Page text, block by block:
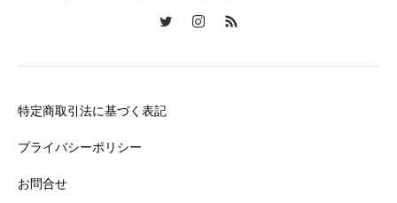
特定商取引法に基づく表記
プライバシーポリシー
お問合せ